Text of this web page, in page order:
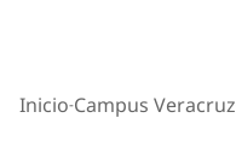
Inicio Campus Veracruz